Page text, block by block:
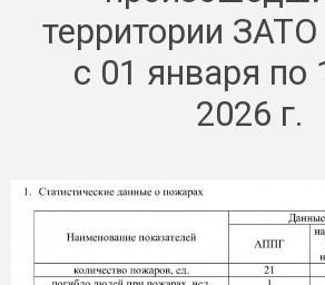
территории
с 01 января по
2026 г.